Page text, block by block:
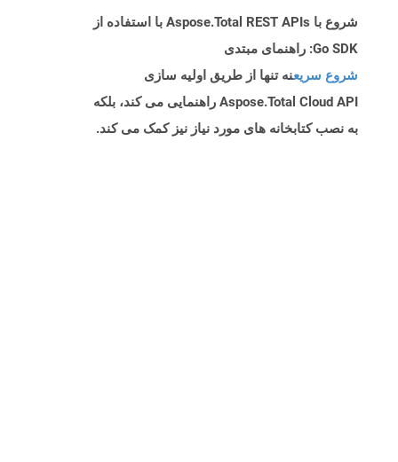
شروع با Aspose.Total REST APIs با استفاده از
Go SDK: راهنمای مبتدی
شروع سریعنه تنها از طریق اولیه سازی
Aspose.Total Cloud API راهنمایی می کند، بلکه
به نصب کتابخانه های مورد نیاز نیز کمک می کند.